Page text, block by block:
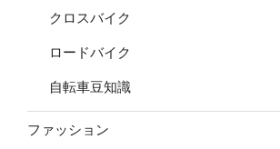
クロスバイク
ロードバイク
自転車豆知識
ファッション